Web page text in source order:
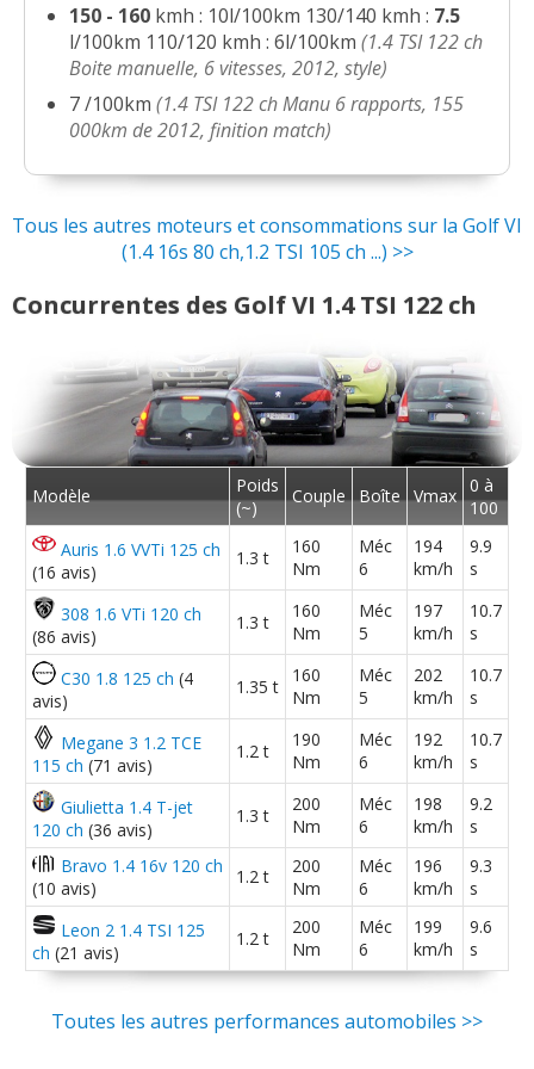
15/20
1.4 TSI 122 ch dsg7 18500 km-
confortline-avri(2 )
1.4 TSI 122 ch 25000 km, année 2011,
Trendlin(0 )
17.5/20
Golf 6 1.4 TSI Confortline 122 cv DSG 7
mod.(0 )
18/20
1.4 TSI 122 ch Boite manuelle, 6
18/20
1.4 TSI 122 ch Boîte manuelle, 120
000km de 2(2 )
16/20
1.4 TSI 122 ch 25000km - 2011 -
confortline -(0 )
15/20
1.4 TSI 122 ch 13600km,octobre
2011,sw confor(0 )
18/20 1.4 TSI 122 ch 2010 186000 km(4 )
13/20
Golf 6 1.4 TSI 122 cv DSG7 carat blanc
1 )
16/20
1.4 TSI 122 ch 73 000 KM 2010 CARAT
DSG 7(0 )
19/20
1.4 TSI 122 ch confortline bvm6
110000km 09/2(0
1.4 TSI 122 ch Boîte manuelle,
confortline, 9(2 )
150 - 160 kmh : 10l/100km 130/140 kmh : 7.5
l/100km 110/120 kmh : 6l/100km(1.4 TSI 122 ch
Boite manuelle, 6 vitesses, 2012, style)
7 /100km(1.4 TSI 122 ch Manu 6 rapports, 155
000km de 2012, finition match)
Tous les autres moteurs et consommations sur la Golf VI
(1.4 16s 80 ch,1.2 TSI 105 ch ...) >>
Concurrentes des Golf VI 1.4 TSI 122 ch
Modèle
Poids
(~)
Couple Boîte Vmax 0 à
100
Auris 1.6 VVTi 125 ch
(16 avis)
1.3 t
160
Nm
Méc
6
194
km/h
9.9
s
308 1.6 VTi 120 ch
(86 avis)
1.3 t
160
Nm
Méc
5
197
km/h
10.7
s
C30 1.8 125 ch (4
avis)
1.35 t
160
Nm
Méc
5
202
km/h
10.7
s
Megane 3 1.2 TCE
115 ch (71 avis)
1.2 t
190
Nm
Méc
6
192
km/h
10.7
s
Giulietta 1.4 T-jet
120 ch (36 avis)
1.3 t
200
Nm
Méc
6
198
km/h
9.2
s
Bravo 1.4 16v 120 ch
(10 avis)
1.2 t
200
Nm
Méc
6
196
km/h
9.3
s
Leon 2 1.4 TSI 125
ch (21 avis)
1.2 t
200
Nm
Méc
6
199
km/h
9.6
s
Toutes les autres performances automobiles >>